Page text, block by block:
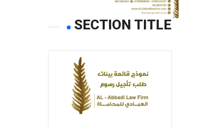
SECTION TITLE